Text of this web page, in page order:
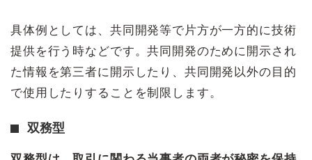
具体例としては、共同開発等で片方が一方的に技術
提供を行う時などです。共同開発のために開示され
た情報を第三者に開示したり、共同開発以外の目的
で使用したりすることを制限します。
双務型